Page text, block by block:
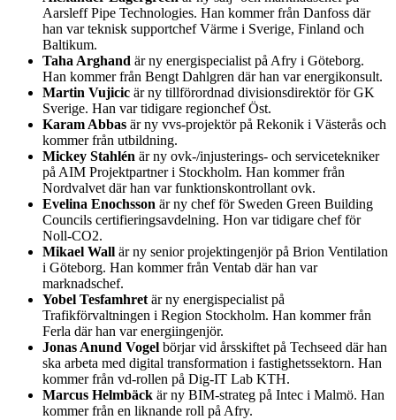
Aarsleff Pipe Technologies. Han kommer från Danfoss där
han var teknisk supportchef Värme i Sverige, Finland och
Baltikum.
Taha Arghand är ny energispecialist på Afry i Göteborg.
Han kommer från Bengt Dahlgren där han var energikonsult.
Martin Vujicic är ny tillförordnad divisionsdirektör för GK
Sverige. Han var tidigare regionchef Öst.
Karam Abbas är ny vvs-projektör på Rekonik i Västerås och
kommer från utbildning.
Mickey Stahlén är ny ovk-/injusterings- och servicetekniker
på AIM Projektpartner i Stockholm. Han kommer från
Nordvalvet där han var funktionskontrollant ovk.
Evelina Enochsson är ny chef för Sweden Green Building
Councils certifieringsavdelning. Hon var tidigare chef för
Noll-CO2.
Mikael Wall är ny senior projektingenjör på Brion Ventilation
i Göteborg. Han kommer från Ventab där han var
marknadschef.
Yobel Tesfamhret är ny energispecialist på
Trafikförvaltningen i Region Stockholm. Han kommer från
Ferla där han var energiingenjör.
Jonas Anund Vogel börjar vid årsskiftet på Techseed där han
ska arbeta med digital transformation i fastighetssektorn. Han
kommer från vd-rollen på Dig-IT Lab KTH.
Marcus Helmbäck är ny BIM-strateg på Intec i Malmö. Han
kommer från en liknande roll på Afry.